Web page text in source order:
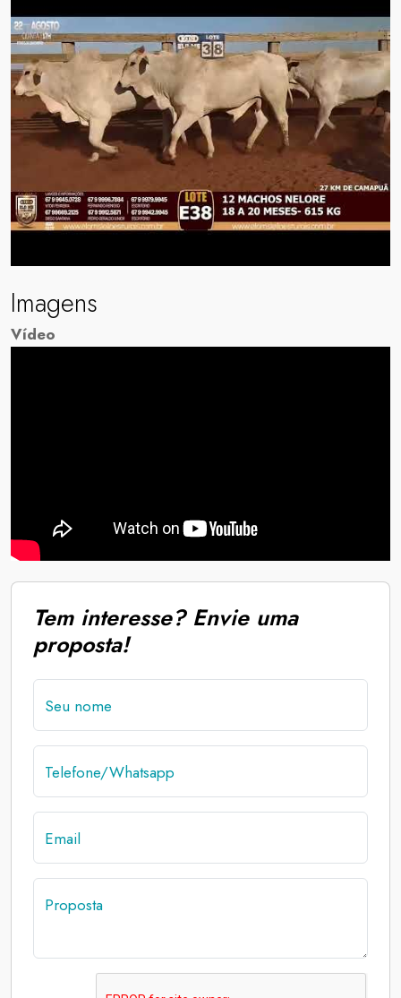
Imagens
Vídeo
Tem interesse? Envie uma
proposta!
Seu nome
Telefone/Whatsapp
Email
Proposta